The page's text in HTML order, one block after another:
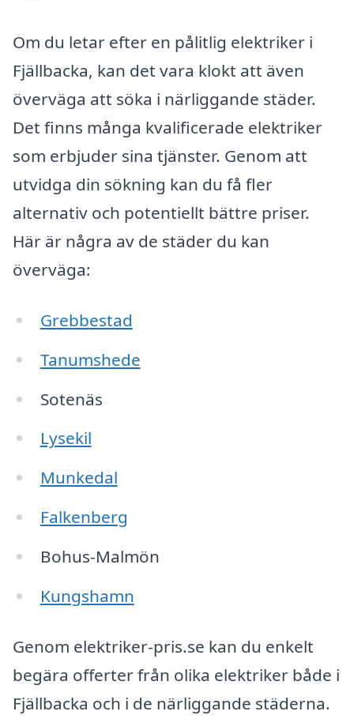
Om du letar efter en pålitlig elektriker i
Fjällbacka, kan det vara klokt att även
överväga att söka i närliggande städer.
Det finns många kvalificerade elektriker
som erbjuder sina tjänster. Genom att
utvidga din sökning kan du få fler
alternativ och potentiellt bättre priser.
Här är några av de städer du kan
överväga:
Grebbestad
Tanumshede
Sotenäs
Lysekil
Munkedal
Falkenberg
Bohus-Malmön
Kungshamn
Genom elektriker-pris.se kan du enkelt
begära offerter från olika elektriker både i
Fjällbacka och i de närliggande städerna.